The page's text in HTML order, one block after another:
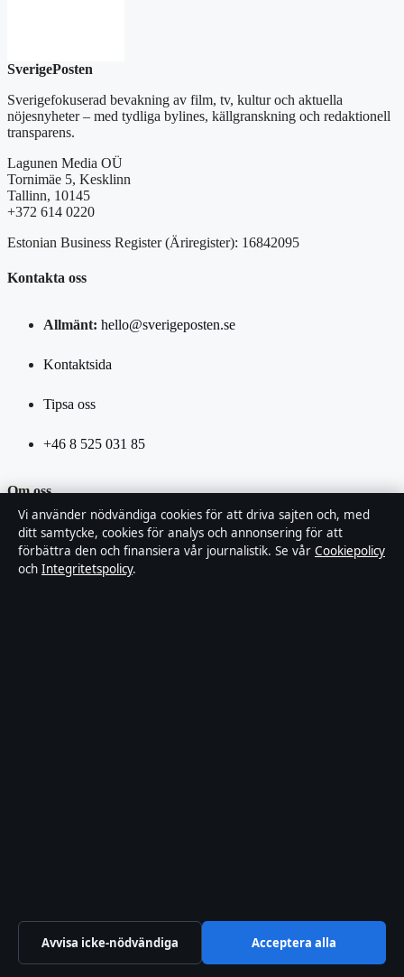
SverigePosten
Sverigefokuserad bevakning av film, tv, kultur och aktuella
nöjesnyheter – med tydliga bylines, källgranskning och redaktionell
transparens.
Lagunen Media OÜ
Tornimäe 5, Kesklinn
Tallinn, 10145
+372 614 0220
Estonian Business Register (Äriregister): 16842095
Kontakta oss
Allmänt: hello@sverigeposten.se
Kontaktsida
Tipsa oss
+46 8 525 031 85
Om oss
Om oss
Redaktionen
Kändisar & integritet
Vi använder nödvändiga cookies för att driva sajten och, med
ditt samtycke, cookies för analys och annonsering för att
förbättra den och finansiera vår journalistik. Se vår Cookiepolicy
och Integritetspolicy.
Avvisa icke-nödvändiga Acceptera alla